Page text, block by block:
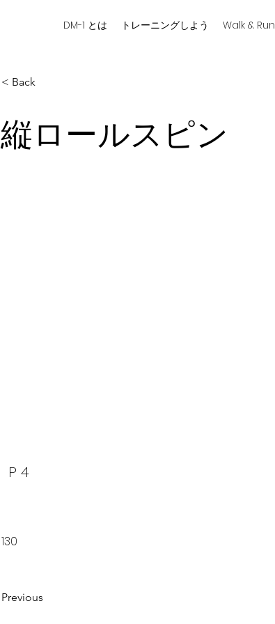
DM-1 とは トレーニングしよう Walk & Run
< Back
縦ロールスピン
P 4
130
Previous